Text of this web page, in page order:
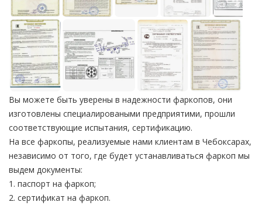
Вы можете быть уверены в надежности фаркопов, они
изготовлены специалироваными предприятими, прошли
соответствующие испытания, сертификацию.
На все фаркопы, реализуемые нами клиентам в Чебоксарах,
независимо от того, где будет устанавливаться фаркоп мы
выдем документы:
1. паспорт на фаркоп;
2. сертификат на фаркоп.